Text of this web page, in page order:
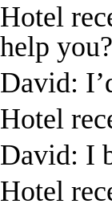
Hotel
help you?
David:
Hotel
David: I
Hotel